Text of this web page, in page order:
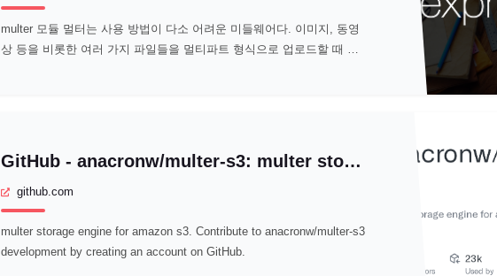
multer 모듈 멀터는 사용 방법이 다소 어려운 미들웨어다. 이미지, 동영
상 등을 비롯한 여러 가지 파일들을 멀티파트 형식으로 업로드할 때 사
GitHub - anacronw/multer-s3: multer storage engine for amazon s3
github.com
multer storage engine for amazon s3. Contribute to anacronw/multer-s3
development by creating an account on GitHub.